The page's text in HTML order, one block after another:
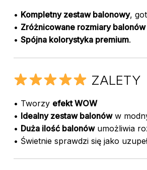
• Kompletny zestaw balonowy,
• Zróżnicowane rozmiary balonów
• Spójna kolorystyka premium.
ZALETY
• Tworzy efekt WOW
• Idealny zestaw balonóww
• Duża ilość balonówumożliwia
• Świetnie sprawdzi się jako